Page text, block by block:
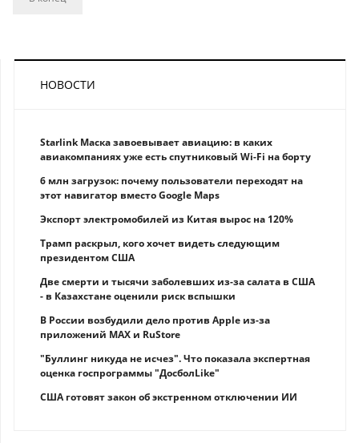
НОВОСТИ
Starlink Маска завоевывает авиацию: в каких
авиакомпаниях уже есть спутниковый Wi-Fi на борту
6 млн загрузок: почему пользователи переходят на
этот навигатор вместо Google Maps
Экспорт электромобилей из Китая вырос на 120%
Трамп раскрыл, кого хочет видеть следующим
президентом США
Две смерти и тысячи заболевших из-за салата в США
- в Казахстане оценили риск вспышки
В России возбудили дело против Apple из-за
приложений MAX и RuStore
"Буллинг никуда не исчез". Что показала экспертная
оценка госпрограммы "ДосболLike"
США готовят закон об экстренном отключении ИИ